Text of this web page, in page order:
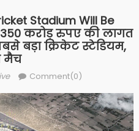
Stadium Will Be
करोड़ रुपए की लागत
बड़ा क्रिकेट स्टेडियम,
मैच
Comment(0)